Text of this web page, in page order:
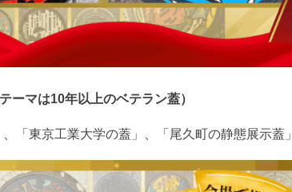
マは10年以上のベテラン蓋）
「東京工業大学の蓋」、「尾久町の静態展示蓋」